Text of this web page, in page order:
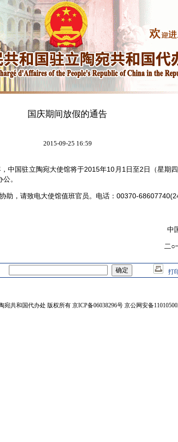
国庆期间放假的通告
2015-09-25 16:59
国驻立陶宛大使馆将于2015年10月1日至2日（星期
。
，请致电大使馆值班官员。电话：00370-68607740(24
中
二○
打
宛共和国代办处 版权所有 京ICP备06038296号 京公网安备